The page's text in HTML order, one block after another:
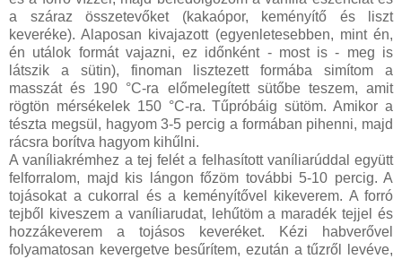
a száraz összetevőket (kakaópor, keményítő és liszt
keveréke). Alaposan kivajazott (egyenletesebben, mint én,
én utálok formát vajazni, ez időnként - most is - meg is
látszik a sütin), finoman lisztezett formába simítom a
masszát és 190 °C-ra előmelegített sütőbe teszem, amit
rögtön mérsékelek 150 °C-ra. Tűpróbáig sütöm. Amikor a
tészta megsül, hagyom 3-5 percig a formában pihenni, majd
rácsra borítva hagyom kihűlni.
A vaníliakrémhez a tej felét a felhasított vaníliarúddal együtt
felforralom, majd kis lángon főzöm további 5-10 percig. A
tojásokat a cukorral és a keményítővel kikeverem. A forró
tejből kiveszem a vaníliarudat, lehűtöm a maradék tejjel és
hozzákeverem a tojásos keveréket. Kézi habverővel
folyamatosan kevergetve besűrítem, ezután a tűzről levéve,